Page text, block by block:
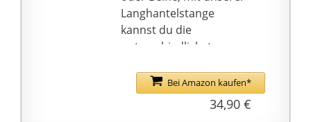
es spezielle Eingriffe.
Langhantel mit
Gewichten ✓ Das
Langhantel-Stange, zwei
ABS-Klappverschlüsse
Langhantelstange
kannst du die
unterschiedlichsten
beanspruchen.
QUALITÄT. Henrys
Scheibenaufnahme ist
Bei Amazon kaufen*
34,90 €